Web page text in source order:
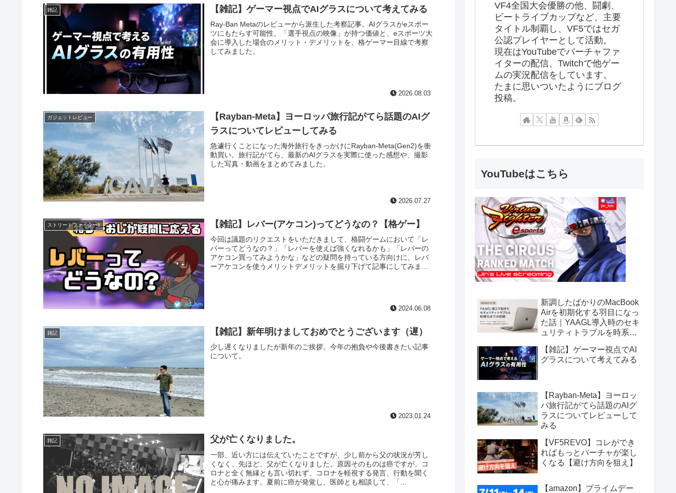
雑記 【雑記】ゲーマー視点でAIグラスについて考えてみる
Ray-Ban Metaのレビューから派生した考察記事。AIグラスがeスポー
ツにもたらす可能性。「選手視点の映像」が持つ価値と、eスポーツ大
会に導入した場合のメリット・デメリットを、格ゲーマー目線で考察
してみました。
2026.08.03
ガジェットレビュー
【Rayban-Meta】ヨーロッパ旅行記がてら話題のAIグ
ラスについてレビューしてみる
急遽行くことになった海外旅行をきっかけにRayban-Meta(Gen2)を衝
動買い。旅行記がてら、最新のAIグラスを実際に使った感想や、撮影
した写真・動画をまとめてみました。
2026.07.27
ストリートファイター6 【雑記】レバー(アケコン)ってどうなの？【格ゲー】
今回は議題のリクエストをいただきまして、格闘ゲームにおいて「レ
バーってどうなの？」「レバーを使えば強くなれるかも」「レバーの
アケコン買ってみようかな」などの疑問を持っている方向けに、レバ
ーアケコンを使うメリットデメリットを掘り下げて記事にしてみまし
2024.06.08
雑記 【雑記】新年明けましておめでとうございます（遅）
少し遅くなりましたが新年のご挨拶。今年の抱負や今後書きたい記事
について。
2023.01.24
雑記 父が亡くなりました。
一部、近い方には伝えていたことですが、少し前から父の状況が芳し
くなく、先ほど、父が亡くなりました。原因そのものは癌ですが、コ
ロナと全く無縁とも言い切れず、コロナを軽視する発言、行動を聞く
と心が痛みます。夏前に癌が発覚し、医師とも相談して、「...
VF4全国大会優勝の他、闘劇、
ビートライブカップなど、主要
タイトル制覇し、VF5ではセガ
公認プレイヤーとして活動。
現在はYouTubeでバーチャファ
イターの配信、Twitchで他ゲー
ムの実況配信をしています。
たまに思いついたようにブログ
投稿。
YouTubeはこちら
新調したばかりのMacBook
Airを初期化する羽目になっ
た話｜YAAGL導入時のセキ
ュリティトラブルを時系列
【雑記】ゲーマー視点でAI
グラスについて考えてみる
【Rayban-Meta】ヨーロッ
パ旅行記がてら話題のAIグ
ラスについてレビューして
みる
【VF5REVO】コレができ
ればもっとバーチャが楽し
くなる【避け方向を狙え】
【amazon】プライムデー